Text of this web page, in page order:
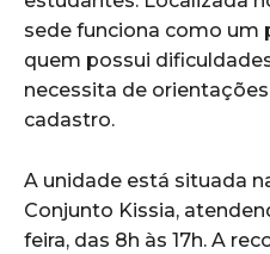
sede funciona como um
quem possui
necessita de
cadastro.
A unidade está situada
Conjunto Kissia,
feira, das 8h às 17h. A